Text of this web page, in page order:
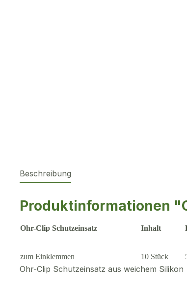
Beschreibung
Produktinformationen
Ohr-Clip Schutzeinsatz Inhalt
zum Einklemmen 10 Stück
Ohr-Clip Schutzeinsatz aus weichem Silikon